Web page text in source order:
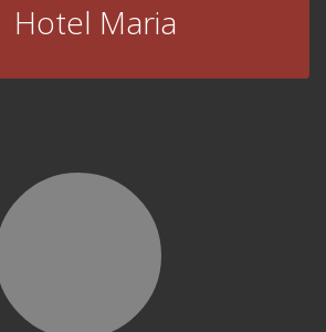
Hotel Maria